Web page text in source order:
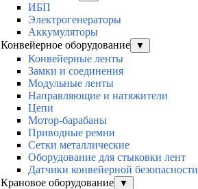
ИБП
Электрогенераторы
Аккумуляторы
Конвейерное оборудование
▼
Конвейерные ленты
Замки и соединения
Модульные ленты
Направляющие и натяжители
Цепи
Мотор-барабаны
Приводные ремни
Сетки металлические
Оборудование для стыковки лент
Датчики конвейерной безопасности
Крановое оборудование
▼